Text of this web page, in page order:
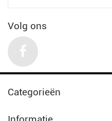
Volg ons
Categorieën